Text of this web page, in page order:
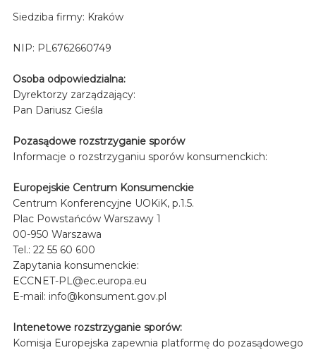
Siedziba firmy: Kraków
NIP: PL6762660749
Osoba odpowiedzialna:
Dyrektorzy zarządzający:
Pan Dariusz Cieśla
Pozasądowe rozstrzyganie sporów
Informacje o rozstrzyganiu sporów konsumenckich:
Europejskie Centrum Konsumenckie
Centrum Konferencyjne UOKiK, p.1.5.
Plac Powstańców Warszawy 1
00-950 Warszawa
Tel.: 22 55 60 600
Zapytania konsumenckie:
ECCNET-PL@ec.europa.eu
E-mail: info@konsument.gov.pl
Intenetowe rozstrzyganie sporów:
Komisja Europejska zapewnia platformę do pozasądowego